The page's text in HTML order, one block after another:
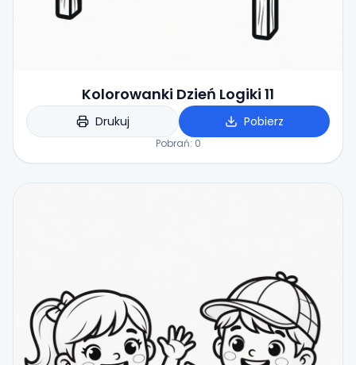
Kolorowanki Dzień Logiki 11
Drukuj Pobierz
Pobrań: 0